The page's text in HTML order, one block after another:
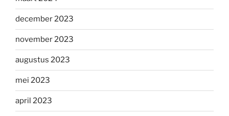
december 2023
november 2023
augustus 2023
mei 2023
april 2023